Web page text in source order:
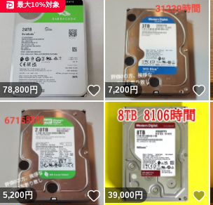
78,800円 いいね！
最大10%対象
7,200円
5,200円 いいね！
39,000円